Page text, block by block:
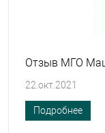
Отзыв МГО
22.окт.2021
Подробнее